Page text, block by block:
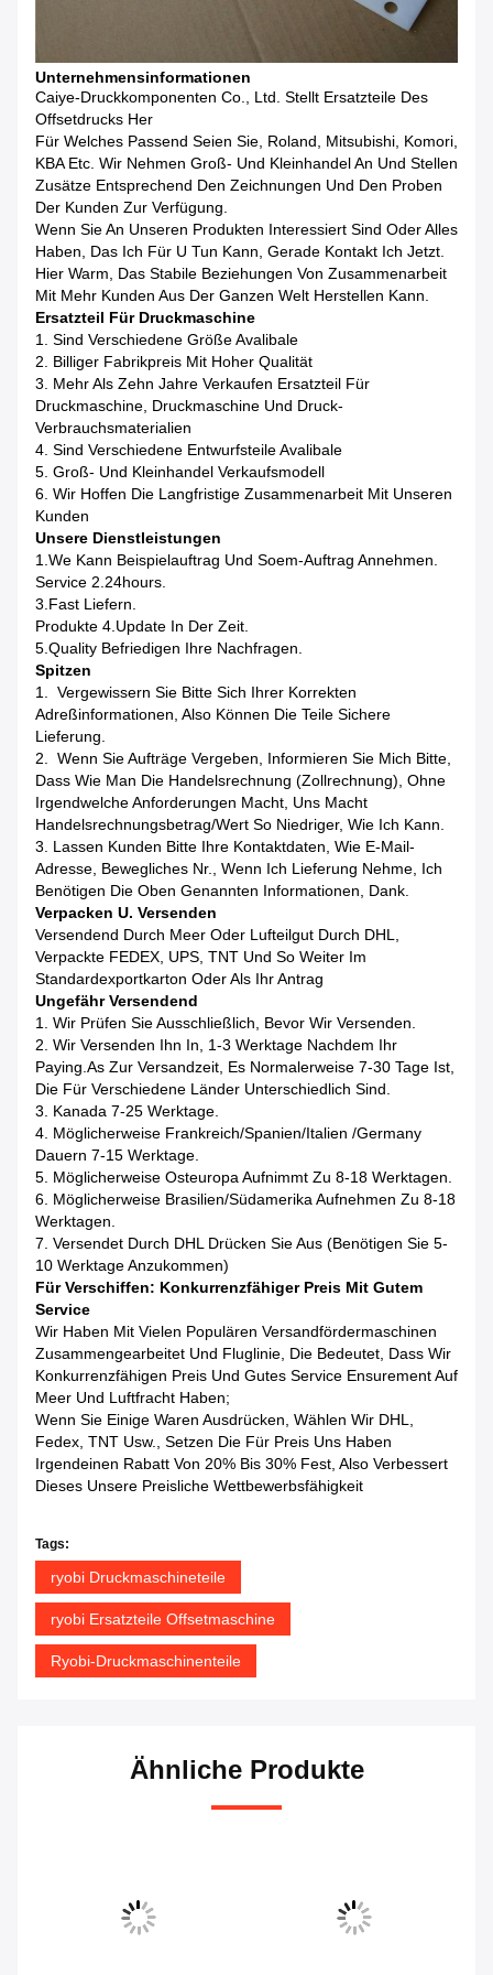
Unternehmensinformationen
Caiye-Druckkomponenten Co., Ltd. Stellt Ersatzteile Des
Offsetdrucks Her
Für Welches Passend Seien Sie, Roland, Mitsubishi, Komori,
KBA Etc. Wir Nehmen Groß- Und Kleinhandel An Und Stellen
Zusätze Entsprechend Den Zeichnungen Und Den Proben
Der Kunden Zur Verfügung.
Wenn Sie An Unseren Produkten Interessiert Sind Oder Alles
Haben, Das Ich Für U Tun Kann, Gerade Kontakt Ich Jetzt.
Hier Warm, Das Stabile Beziehungen Von Zusammenarbeit
Mit Mehr Kunden Aus Der Ganzen Welt Herstellen Kann.
Ersatzteil Für Druckmaschine
1. Sind Verschiedene Größe Avalibale
2. Billiger Fabrikpreis Mit Hoher Qualität
3. Mehr Als Zehn Jahre Verkaufen Ersatzteil Für
Druckmaschine, Druckmaschine Und Druck-
Verbrauchsmaterialien
4. Sind Verschiedene Entwurfsteile Avalibale
5. Groß- Und Kleinhandel Verkaufsmodell
6. Wir Hoffen Die Langfristige Zusammenarbeit Mit Unseren
Kunden
Unsere Dienstleistungen
1.We Kann Beispielauftrag Und Soem-Auftrag Annehmen.
Service 2.24hours.
3.Fast Liefern.
Produkte 4.Update In Der Zeit.
5.Quality Befriedigen Ihre Nachfragen.
Spitzen
1. Vergewissern Sie Bitte Sich Ihrer Korrekten
Adreßinformationen, Also Können Die Teile Sichere
Lieferung.
2. Wenn Sie Aufträge Vergeben, Informieren Sie Mich Bitte,
Dass Wie Man Die Handelsrechnung (Zollrechnung), Ohne
Irgendwelche Anforderungen Macht, Uns Macht
Handelsrechnungsbetrag/Wert So Niedriger, Wie Ich Kann.
3. Lassen Kunden Bitte Ihre Kontaktdaten, Wie E-Mail-
Adresse, Bewegliches Nr., Wenn Ich Lieferung Nehme, Ich
Benötigen Die Oben Genannten Informationen, Dank.
Verpacken U. Versenden
Versendend Durch Meer Oder Lufteilgut Durch DHL,
Verpackte FEDEX, UPS, TNT Und So Weiter Im
Standardexportkarton Oder Als Ihr Antrag
Ungefähr Versendend
1. Wir Prüfen Sie Ausschließlich, Bevor Wir Versenden.
2. Wir Versenden Ihn In, 1-3 Werktage Nachdem Ihr
Paying.as Zur Versandzeit, Es Normalerweise 7-30 Tage Ist,
Die Für Verschiedene Länder Unterschiedlich Sind.
3. Kanada 7-25 Werktage.
4. Möglicherweise Frankreich/Spanien/Italien /Germany
Dauern 7-15 Werktage.
5. Möglicherweise Osteuropa Aufnimmt Zu 8-18 Werktagen.
6. Möglicherweise Brasilien/Südamerika Aufnehmen Zu 8-18
Werktagen.
7. Versendet Durch DHL Drücken Sie Aus (benötigen Sie 5-
10 Werktage Anzukommen)
Für Verschiffen: Konkurrenzfähiger Preis Mit Gutem
Service
Wir Haben Mit Vielen Populären Versandfördermaschinen
Zusammengearbeitet Und Fluglinie, Die Bedeutet, Dass Wir
Konkurrenzfähigen Preis Und Gutes Service Ensurement Auf
Meer Und Luftfracht Haben;
Wenn Sie Einige Waren Ausdrücken, Wählen Wir DHL,
Fedex, TNT Usw., Setzen Die Für Preis Uns Haben
Irgendeinen Rabatt Von 20% Bis 30% Fest, Also Verbessert
Dieses Unsere Preisliche Wettbewerbsfähigkeit
Tags:
ryobi Druckmaschineteile
ryobi Ersatzteile Offsetmaschine
Ryobi-Druckmaschinenteile
Ähnliche Produkte